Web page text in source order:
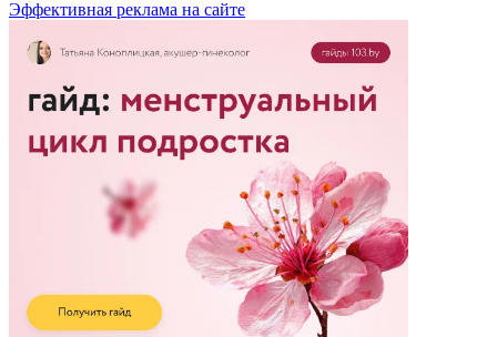
Эффективная реклама на сайте